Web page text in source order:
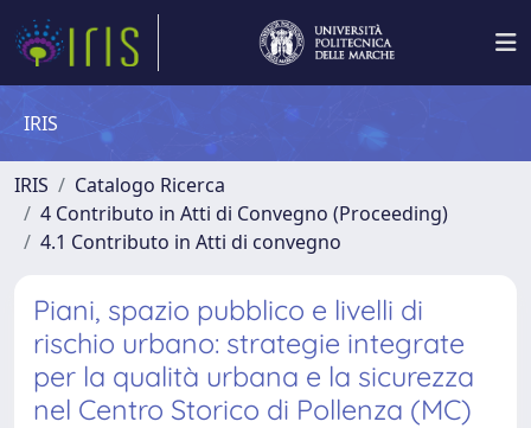
IRIS
IRIS
Catalogo Ricerca
4 Contributo in Atti di Convegno (Proceeding)
4.1 Contributo in Atti di convegno
Piani, spazio pubblico e livelli di
rischio urbano: strategie integrate
per la qualità urbana e la sicurezza
nel Centro Storico di Pollenza (MC)